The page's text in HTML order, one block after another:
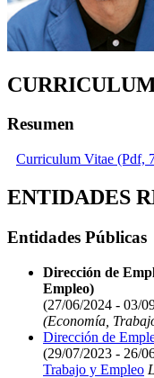
Resumen
Curriculum Vitae (Pdf,
ENTIDADES
Entidades Públicas
Dirección de
Empleo)
(27/06/2024 - 03/
(Economía,
Dirección de
(29/07/2023 - 26/
Trabajo y Empleo